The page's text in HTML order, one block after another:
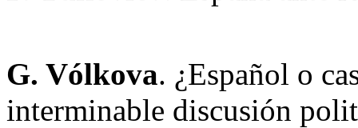
G. Vólkova. ¿Español o
interminable discusión